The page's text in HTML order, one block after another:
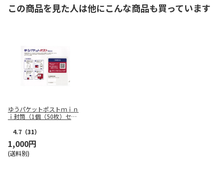
この商品を見た人は他にこんな商品も買っています
ゆうパケットポストｍｉｎ
ｉ封筒（1個（50枚）セッ
4.7 （31）
1,000円
(送料別)